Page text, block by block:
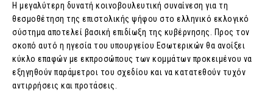
Η μεγαλύτερη δυνατή κοινοβουλευτική συναίνεση για τη
θεσμοθέτηση της επιστολικής ψήφου στο ελληνικό εκλογικό
σύστημα αποτελεί βασική επιδίωξη της κυβέρνησης. Προς τον
σκοπό αυτό η ηγεσία του υπουργείου Εσωτερικών θα ανοίξει
κύκλο επαφών με εκπροσώπους των κομμάτων προκειμένου να
εξηγηθούν παράμετροι του σχεδίου και να κατατεθούν τυχόν
αντιρρήσεις και προτάσεις.